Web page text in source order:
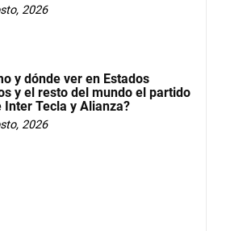
2026
y dónde ver en Estados
y el resto del mundo el partido
Inter Tecla y Alianza?
2026